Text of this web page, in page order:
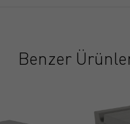
Benzer